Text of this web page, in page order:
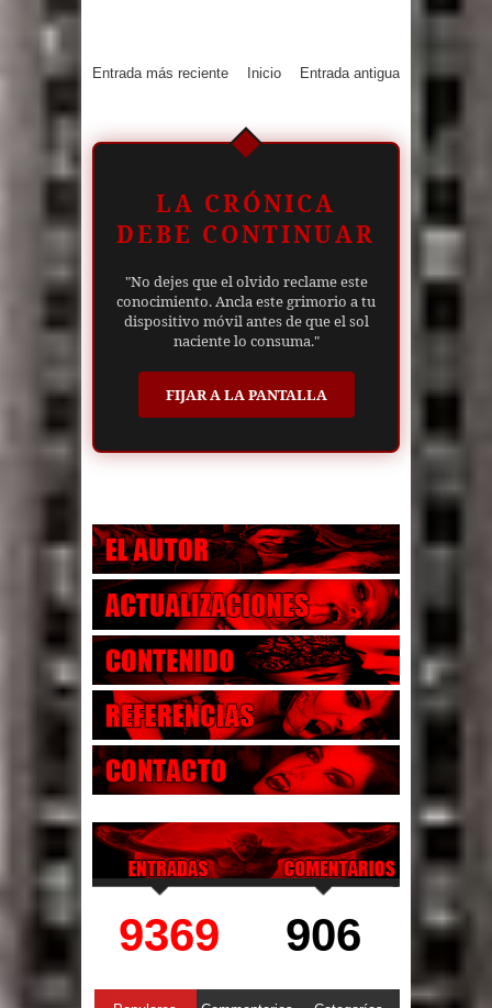
Entrada más reciente Entrada antigua
Inicio
LA CRÓNICA
DEBE CONTINUAR
"No dejes que el olvido reclame este
conocimiento. Ancla este grimorio a tu
dispositivo móvil antes de que el sol
naciente lo consuma."
FIJAR A LA PANTALLA
9369 906